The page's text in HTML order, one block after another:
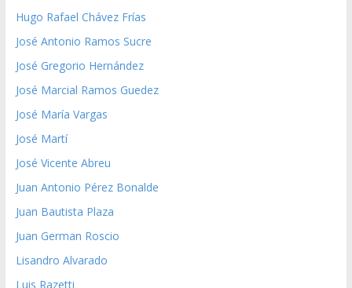
Hugo Rafael Chávez Frías
José Antonio Ramos Sucre
José Gregorio Hernández
José Marcial Ramos Guedez
José María Vargas
José Martí
José Vicente Abreu
Juan Antonio Pérez Bonalde
Juan Bautista Plaza
Juan German Roscio
Lisandro Alvarado
Luis Razetti